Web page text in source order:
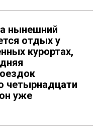
нынешний
отдых у
курортах,
четырнадцати
уже